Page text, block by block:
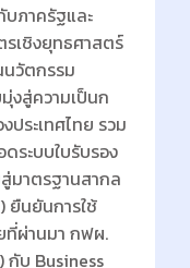
ภาครัฐและ
เชิงยุทธศาสตร์
วัตกรรม
งสู่ความเป็นก
ประเทศไทย รวม
ระบบใบรับรอง
มาตรฐานสากล
ยืนยันการใช้
ที่ผ่านมา กฟผ.
กับ Business